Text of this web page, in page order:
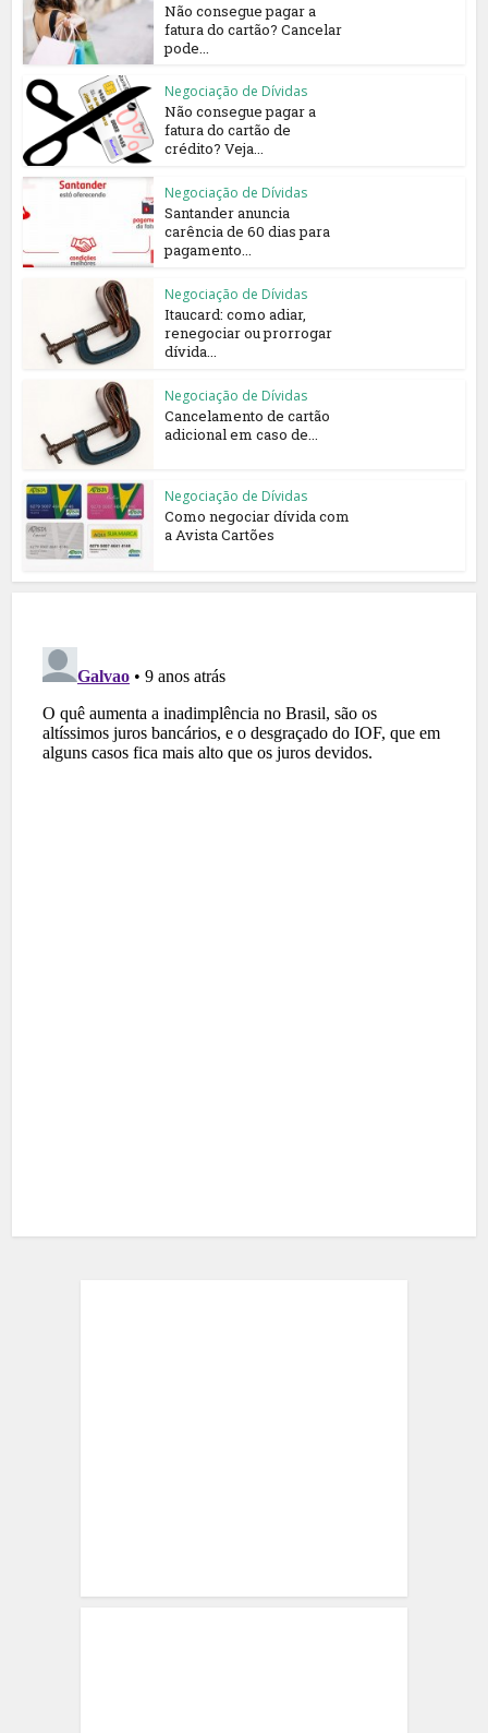
Não consegue pagar a
fatura do cartão? Cancelar
pode...
Negociação de Dívidas
Não consegue pagar a
fatura do cartão de
crédito? Veja...
Negociação de Dívidas
Santander anuncia
carência de 60 dias para
pagamento...
Negociação de Dívidas
Itaucard: como adiar,
renegociar ou prorrogar
dívida...
Negociação de Dívidas
Cancelamento de cartão
adicional em caso de...
Negociação de Dívidas
Como negociar dívida com
a Avista Cartões